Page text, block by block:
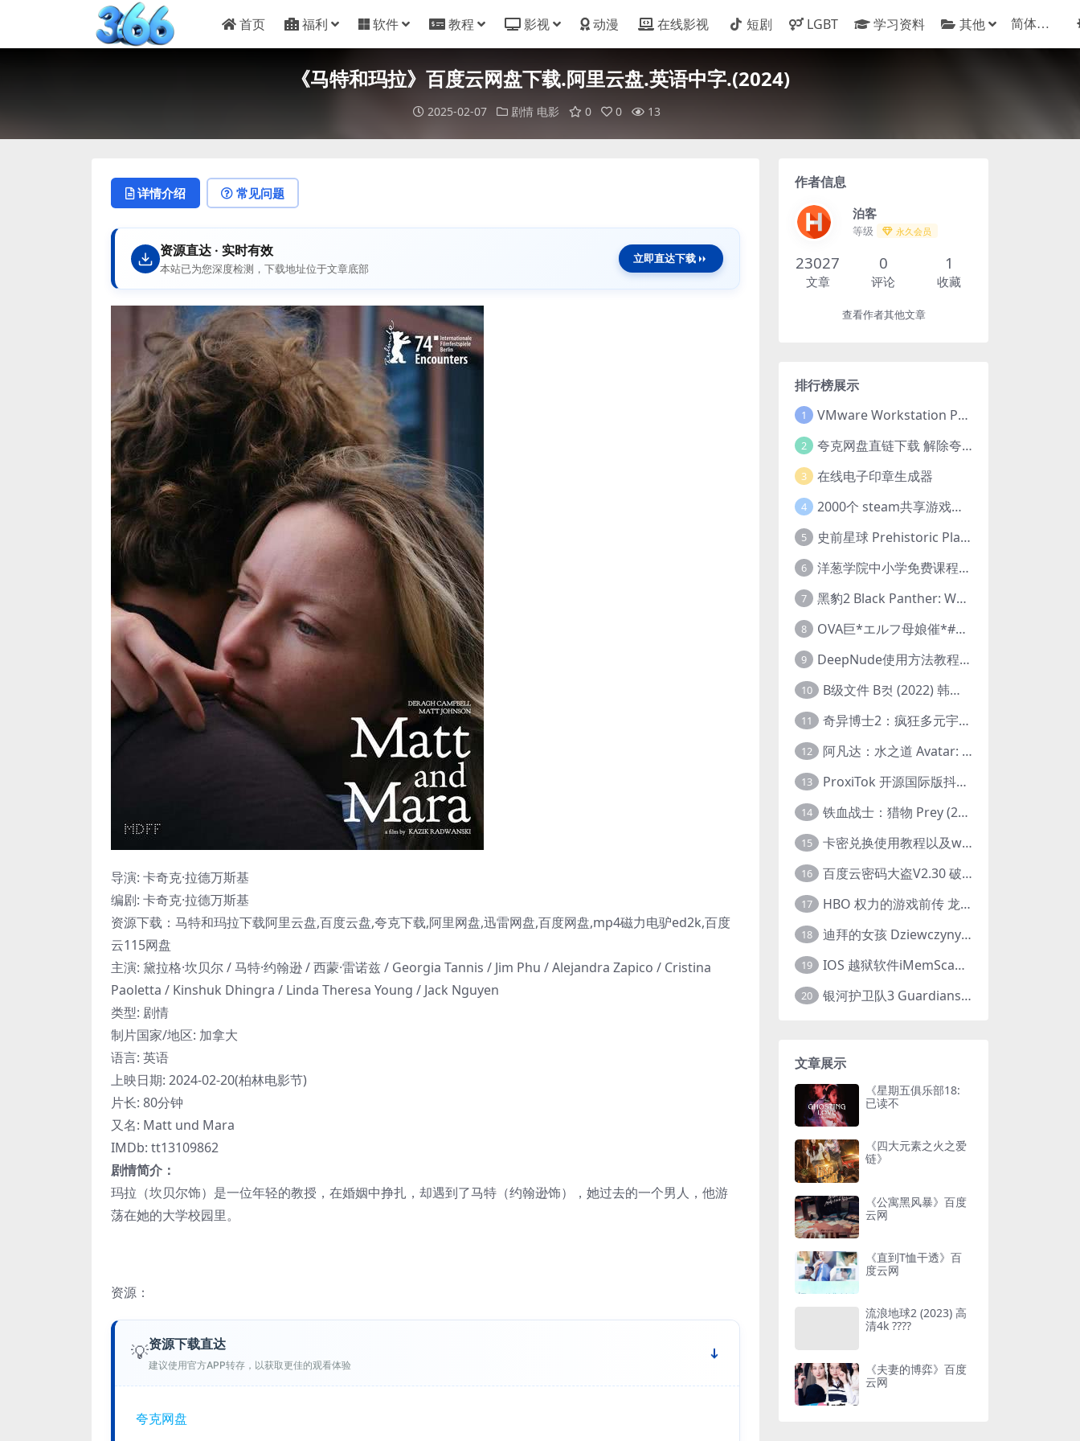
首页 福利 软件 教程 影视 动漫 在线影视 短剧 LGBT 学习资料 其他
《马特和玛拉》百度云网盘下载.阿里云盘.英语中字.(2024)
2025-02-07 剧情 电影 0 0 13
详情介绍 常见问题
资源直达 · 实时有效
本站已为您深度检测，下载地址位于文章底部
立即直达下载
导演: 卡奇克·拉德万斯基
编剧: 卡奇克·拉德万斯基
资源下载：马特和玛拉下载阿里云盘,百度云盘,夸克下载,阿里网盘,迅雷网盘,百度网盘,mp4磁力电驴ed2k,百度
云115网盘
主演: 黛拉格·坎贝尔 / 马特·约翰逊 / 西蒙·雷诺兹 / Georgia Tannis / Jim Phu / Alejandra Zapico / Cristina
Paoletta / Kinshuk Dhingra / Linda Theresa Young / Jack Nguyen
类型: 剧情
制片国家/地区: 加拿大
语言: 英语
上映日期: 2024-02-20(柏林电影节)
片长: 80分钟
又名: Matt und Mara
IMDb: tt13109862
剧情简介：
玛拉（坎贝尔饰）是一位年轻的教授，在婚姻中挣扎，却遇到了马特（约翰逊饰），她过去的一个男人，他游
荡在她的大学校园里。
资源：
💡资源下载直达
建议使用官方APP转存，以获取更佳的观看体验
夸克网盘
作者信息
泊客
等级 永久会员
23027
文章
0
评论
1
收藏
查看作者其他文章
排行榜展示
1 VMware Workstation Pro 16 永久激活密钥(序列号)
2 夸克网盘直链下载 解除夸克网盘下载限制 油猴脚本
3 在线电子印章生成器
4 2000个 steam共享游戏账号 离线steam账号分享
5 史前星球 Prehistoric Planet (2022) 中字 1080p 高清 阿里云盘 2022.5.27已更新全集
6 洋葱学院中小学免费课程集合 云盘下载
7 黑豹2 Black Panther: Wakanda Forever (2022) 高清版
8 OVA巨*エルフ母娘催*#1エルフの国を蹂*する男。汚された女王と姫
9 DeepNude使用方法教程FAQ
10 B级文件 B컷 (2022) 韩国大尺度剧情电影 1080P 中字
11 奇异博士2：疯狂多元宇宙 Doctor Strange in the Multiverse of Madness (2022) 高清版1080p
12 阿凡达：水之道 Avatar: The Way of Water (2022) 1080p 2k 4k 中文字幕
13 ProxiTok 开源国际版抖音TikTok网页版 国内网络直连
14 铁血战士：猎物 Prey (2022) 中英字幕 1080P
15 卡密兑换使用教程以及windows使用教程
16 百度云密码大盗V2.30 破解分享链接提取码
17 HBO 权力的游戏前传 龙之家族 House of the Dragon (2022) 中字 1080P 更新4集
18 迪拜的女孩 Dziewczyny z Dubaju (2021) 1080P 中字
19 IOS 越狱软件iMemScan version1.2.6 游戏内存修改器
20 银河护卫队3 Guardians of the Galaxy Vol. 3 (2023)4K高清资源1080p只分享精品
文章展示
《星期五俱乐部18:
已读不
《四大元素之火之爱
链》
《公寓黑风暴》百度
云网
《直到T恤干透》百
度云网
流浪地球2 (2023) 高
清4k ????
《夫妻的博弈》百度
云网